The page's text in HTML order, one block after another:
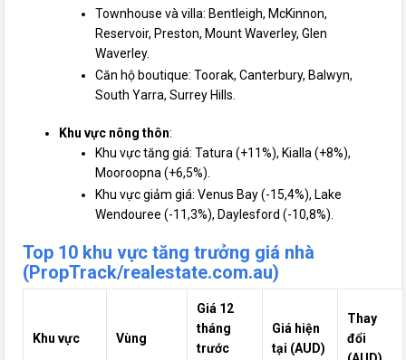
Townhouse và villa: Bentleigh, McKinnon,
Reservoir, Preston, Mount Waverley, Glen
Waverley.
Căn hộ boutique: Toorak, Canterbury, Balwyn,
South Yarra, Surrey Hills.
Khu vực nông thôn:
Khu vực tăng giá: Tatura (+11%), Kialla (+8%),
Mooroopna (+6,5%).
Khu vực giảm giá: Venus Bay (-15,4%), Lake
Wendouree (-11,3%), Daylesford (-10,8%).
Top 10 khu vực tăng trưởng giá nhà
(PropTrack/realestate.com.au)
Khu vực Vùng
Giá 12
tháng
trước
Giá hiện
tại (AUD)
Thay
đổi